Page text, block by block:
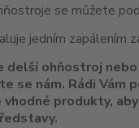
se můžete
jedním zapálením
delší ohňostroj
se nám. Rádi Vám
vhodné produkty,